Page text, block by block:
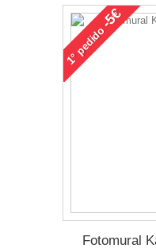
1°
pedido
-5€
Fotomural